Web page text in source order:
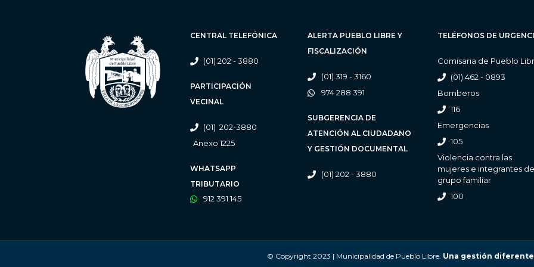
CENTRAL TELEFÓNICA
(01) 202 - 3880
PARTICIPACIÓN
VECINAL
(01) 202-3880
Anexo 1225
WHATSAPP
TRIBUTARIO
912 391 145
ALERTA PUEBLO LIBRE Y
FISCALIZACIÓN
(01) 319 - 3160
974 288 391
SUBGERENCIA DE
ATENCIÓN AL CIUDADANO
Y GESTIÓN DOCUMENTAL
(01) 202 - 3880
TELÉFONOS DE
Comisaria de Pueblo
(01) 462 - 0893
Bomberos
116
Emergencias
105
Violencia contra las
mujeres e integrantes
grupo familiar
100
© Copyright 2023 | Municipalidad de Pueblo Libre. Una gestión diferente